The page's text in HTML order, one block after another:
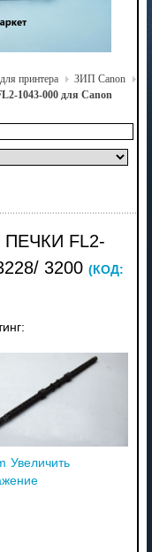
принтера
ЗИП Canon
1043-000 для Canon
FL2-
3200 (КОД:
Увеличить